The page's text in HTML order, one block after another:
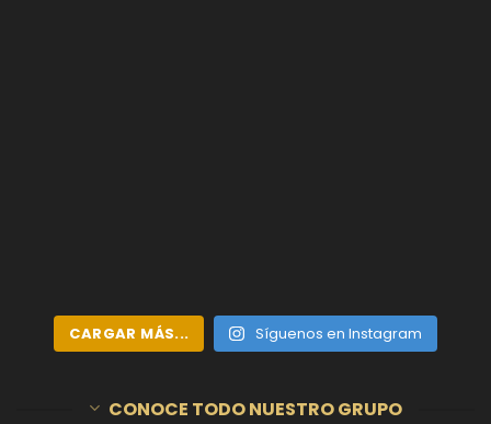
CARGAR MÁS... Síguenos en Instagram
CONOCE TODO NUESTRO GRUPO